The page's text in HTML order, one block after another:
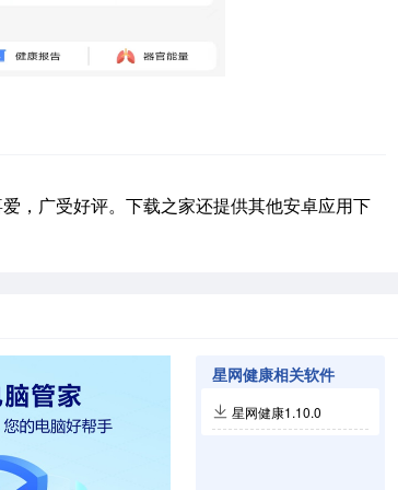
广受好评。下载之家还提供其他安卓应用下
星网健康相关软件
星网健康1.10.0